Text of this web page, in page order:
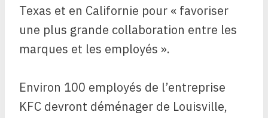
Texas et en Californie pour « favoriser
une plus grande collaboration entre les
marques et les employés ».
Environ 100 employés de l’entreprise
KFC devront déménager de Louisville,